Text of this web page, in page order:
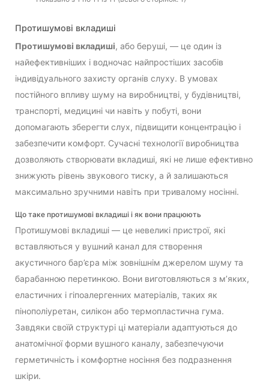
Протишумові вкладиші
Протишумові вкладиші, або беруші, — це один із
найефективніших і водночас найпростіших засобів
індивідуального захисту органів слуху. В умовах
постійного впливу шуму на виробництві, у будівництві,
транспорті, медицині чи навіть у побуті, вони
допомагають зберегти слух, підвищити концентрацію і
забезпечити комфорт. Сучасні технології виробництва
дозволяють створювати вкладиші, які не лише ефективно
знижують рівень звукового тиску, а й залишаються
максимально зручними навіть при тривалому носінні.
Що таке протишумові вкладиші і як вони працюють
Протишумові вкладиші — це невеликі пристрої, які
вставляються у вушний канал для створення
акустичного бар’єра між зовнішнім джерелом шуму та
барабанною перетинкою. Вони виготовляються з м’яких,
еластичних і гіпоалергенних матеріалів, таких як
пінополіуретан, силікон або термопластична гума.
Завдяки своїй структурі ці матеріали адаптуються до
анатомічної форми вушного каналу, забезпечуючи
герметичність і комфортне носіння без подразнення
шкіри.